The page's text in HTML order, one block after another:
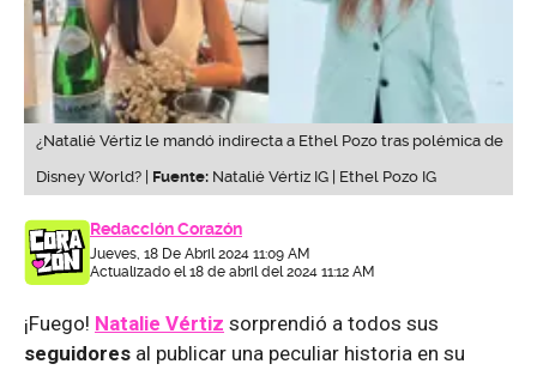
¿Natalié Vértiz le mandó indirecta a Ethel Pozo tras polémica de
Disney World? | Fuente: Natalié Vértiz IG | Ethel Pozo IG
Redacción Corazón
Jueves, 18 De Abril 2024 11:09 AM
Actualizado el 18 de abril del 2024 11:12 AM
¡Fuego! Natalie Vértiz sorprendió a todos sus
seguidores al publicar una peculiar historia en su